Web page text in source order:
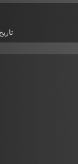
تاريخ